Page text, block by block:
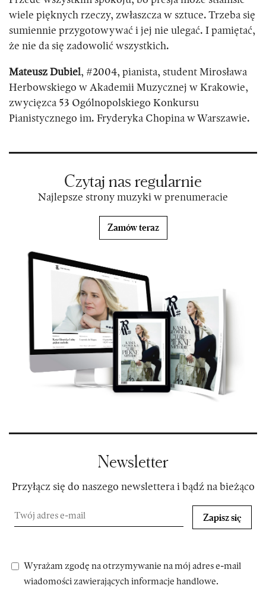
wiele pięknych rzeczy, zwłaszcza w sztuce. Trzeba się
sumiennie przygotowywać i jej nie ulegać. I pamiętać,
że nie da się zadowolić wszystkich.
Mateusz Dubiel, #2004, pianista, student Mirosława
Herbowskiego w Akademii Muzycznej w Krakowie,
zwycięzca 53 Ogólnopolskiego Konkursu
Pianistycznego im. Fryderyka Chopina w Warszawie.
Newsletter
Przyłącz się do naszego newslettera i bądź na bieżąco
Zapisz się
Wyrażam zgodę na otrzymywanie na mój adres e-mail
wiadomości zawierających informacje handlowe.
Czytaj nas regularnie
Najlepsze strony muzyki w prenumeracie
Zamów teraz